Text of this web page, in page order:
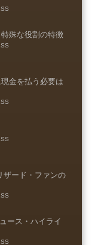
殊な役割の特徴
金を払う必要は
ザード・ファンの
ース・ハイライ